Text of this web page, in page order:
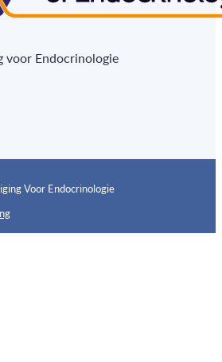
voor Endocrinologie
Voor Endocrinologie
Follow us on X